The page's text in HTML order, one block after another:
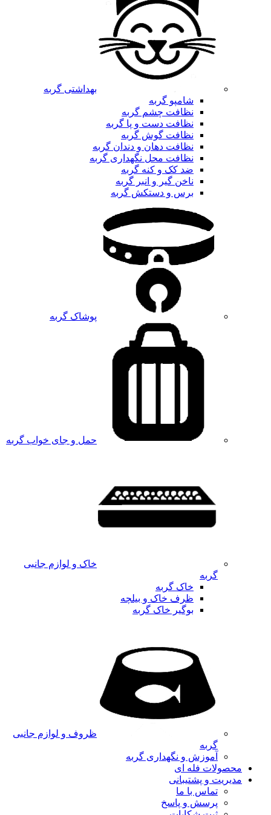
بهداشتی گربه
شامپو گربه
نظافت چشم گربه
نظافت دست و پا گربه
نظافت گوش گربه
نظافت دهان و دندان گربه
نظافت محل نگهداری گربه
ضد کک و کنه گربه
ناخن گیر و انبر گربه
برس و دستکش گربه
پوشاک گربه
حمل و جای خواب گربه
خاک و لوازم جانبی
گربه
خاک گربه
ظرف خاک و بیلچه
بوگیر خاک گربه
ظروف و لوازم جانبی
گربه
آموزش و نگهداری گربه
محصولات فله ای
مدیریت و پشتیبانی
تماس با ما
پرسش و پاسخ